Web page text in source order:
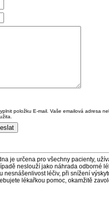
položku E-mail. Vaše emailová adresa
je určena pro všechny pacienty,
neslouží jako náhrada odborné
léčiv, při snížení
lékařkou pomoc, okamžitě